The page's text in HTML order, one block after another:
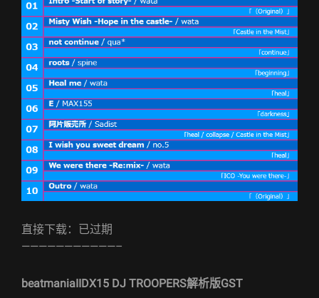
直接下载：已过期
———————————–
beatmaniaIIDX15 DJ TROOPERS解析版GST